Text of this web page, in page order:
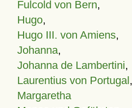
Fulcold von Bern,
Hugo,
Hugo III. von Amiens,
Johanna,
Johanna de Lambertini,
Laurentius von Portugal,
Margaretha